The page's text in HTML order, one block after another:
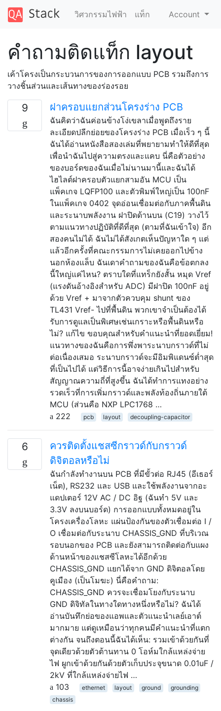
วิศวกรรมไฟฟ้า แท็ก Account
คำถามติดแท็ก layout
เค้าโครงเป็นกระบวนการของการออกแบบ PCB รวมถึงการ
วางชิ้นส่วนและเส้นทางของร่องรอย
9 ฝาครอบแยกส่วนโครงร่าง PCB
ฉันคิดว่าฉันค่อนข้างโง่เขลาเมื่อพูดถึงราย
ละเอียดปลีกย่อยของโครงร่าง PCB เมื่อเร็ว ๆ นี้
ฉันได้อ่านหนังสือสองเล่มที่พยายามทำให้ดีที่สุด
เพื่อนำฉันไปสู่ความตรงและแคบ นี่คือตัวอย่าง
ของบอร์ดของฉันเมื่อไม่นานมานี้และฉันได้
ไฮไลต์ฝาครอบตัวแยกสามอัน MCU เป็น
แพ็คเกจ LQFP100 และตัวพิมพ์ใหญ่เป็น 100nF
ในแพ็คเกจ 0402 จุดอ่อนเชื่อมต่อกับภาคพื้นดิน
และระนาบพลังงาน ฝาปิดด้านบน (C19) วางไว้
ตามแนวทางปฏิบัติที่ดีที่สุด (ตามที่ฉันเข้าใจ) อีก
สองคนไม่ได้ ฉันไม่ได้สังเกตเห็นปัญหาใด ๆ แต่
แล้วอีกครั้งที่คณะกรรมการไม่เคยออกไปข้าง
นอกห้องแล็บ ฉันเดาคำถามของฉันคือข้อตกลง
นี้ใหญ่แค่ไหน? ตราบใดที่แทร็กยังสั้น หมุด Vref
(แรงดันอ้างอิงสำหรับ ADC) มีฝาปิด 100nF อยู่
ด้วย Vref + มาจากตัวควบคุม shunt ของ
TL431 Vref- ไปที่พื้นดิน พวกเขาจำเป็นต้องได้
รับการดูแลเป็นพิเศษเช่นเกราะหรือพื้นดินหรือ
ไม่? แก้ไข ขอบคุณสำหรับคำแนะนำที่ยอดเยี่ยม!
แนวทางของฉันคือการพึ่งพาระนาบกราวด์ที่ไม่
ต่อเนื่องเสมอ ระนาบกราวด์จะมีอิมพิแดนซ์ต่ำสุด
ที่เป็นไปได้ แต่วิธีการนี้อาจง่ายเกินไปสำหรับ
สัญญาณความถี่ที่สูงขึ้น ฉันได้ทำการแทงอย่าง
รวดเร็วที่การเพิ่มกราวด์และพลังท้องถิ่นภายใต้
MCU (ส่วนคือ NXP LPC1768 …
222
pcb layout decoupling-capacitor
6
ควรติดตั้งแชสซีกราวด์กับกราวด์
ดิจิตอลหรือไม่
ฉันกำลังทำงานบน PCB ที่มีขั้วต่อ RJ45 (อีเธอร์
เน็ต), RS232 และ USB และใช้พลังงานจากอะ
แดปเตอร์ 12V AC / DC อิฐ (ฉันทำ 5V และ
3.3V ลงบนบอร์ด) การออกแบบทั้งหมดอยู่ใน
โครงเครื่องโลหะ แผ่นป้องกันของตัวเชื่อมต่อ I /
O เชื่อมต่อกับระนาบ CHASSIS_GND ที่บริเวณ
รอบนอกของ PCB และยังสามารถติดต่อกับแผง
ด้านหน้าของแชสซีโลหะได้อีกด้วย
CHASSIS_GND แยกได้จาก GND ดิจิตอลโดย
คูเมือง (เป็นโมฆะ) นี่คือคำถาม:
CHASSIS_GND ควรจะเชื่อมโยงกับระนาบ
GND ดิจิทัลในทางใดทางหนึ่งหรือไม่? ฉันได้
อ่านบันทึกย่อของแอพและตัวแนะนำเลย์เอาต์
มากมาย แต่ดูเหมือนว่าทุกคนมีคำแนะนำที่แตก
ต่างกัน จนถึงตอนนี้ฉันได้เห็น: รวมเข้าด้วยกันที่
จุดเดียวด้วยตัวต้านทาน 0 โอห์มใกล้แหล่งจ่าย
ไฟ ผูกเข้าด้วยกันด้วยตัวเก็บประจุขนาด 0.01uF /
2kV ที่ใกล้แหล่งจ่ายไฟ …
103
ethernet layout ground
grounding
chassis